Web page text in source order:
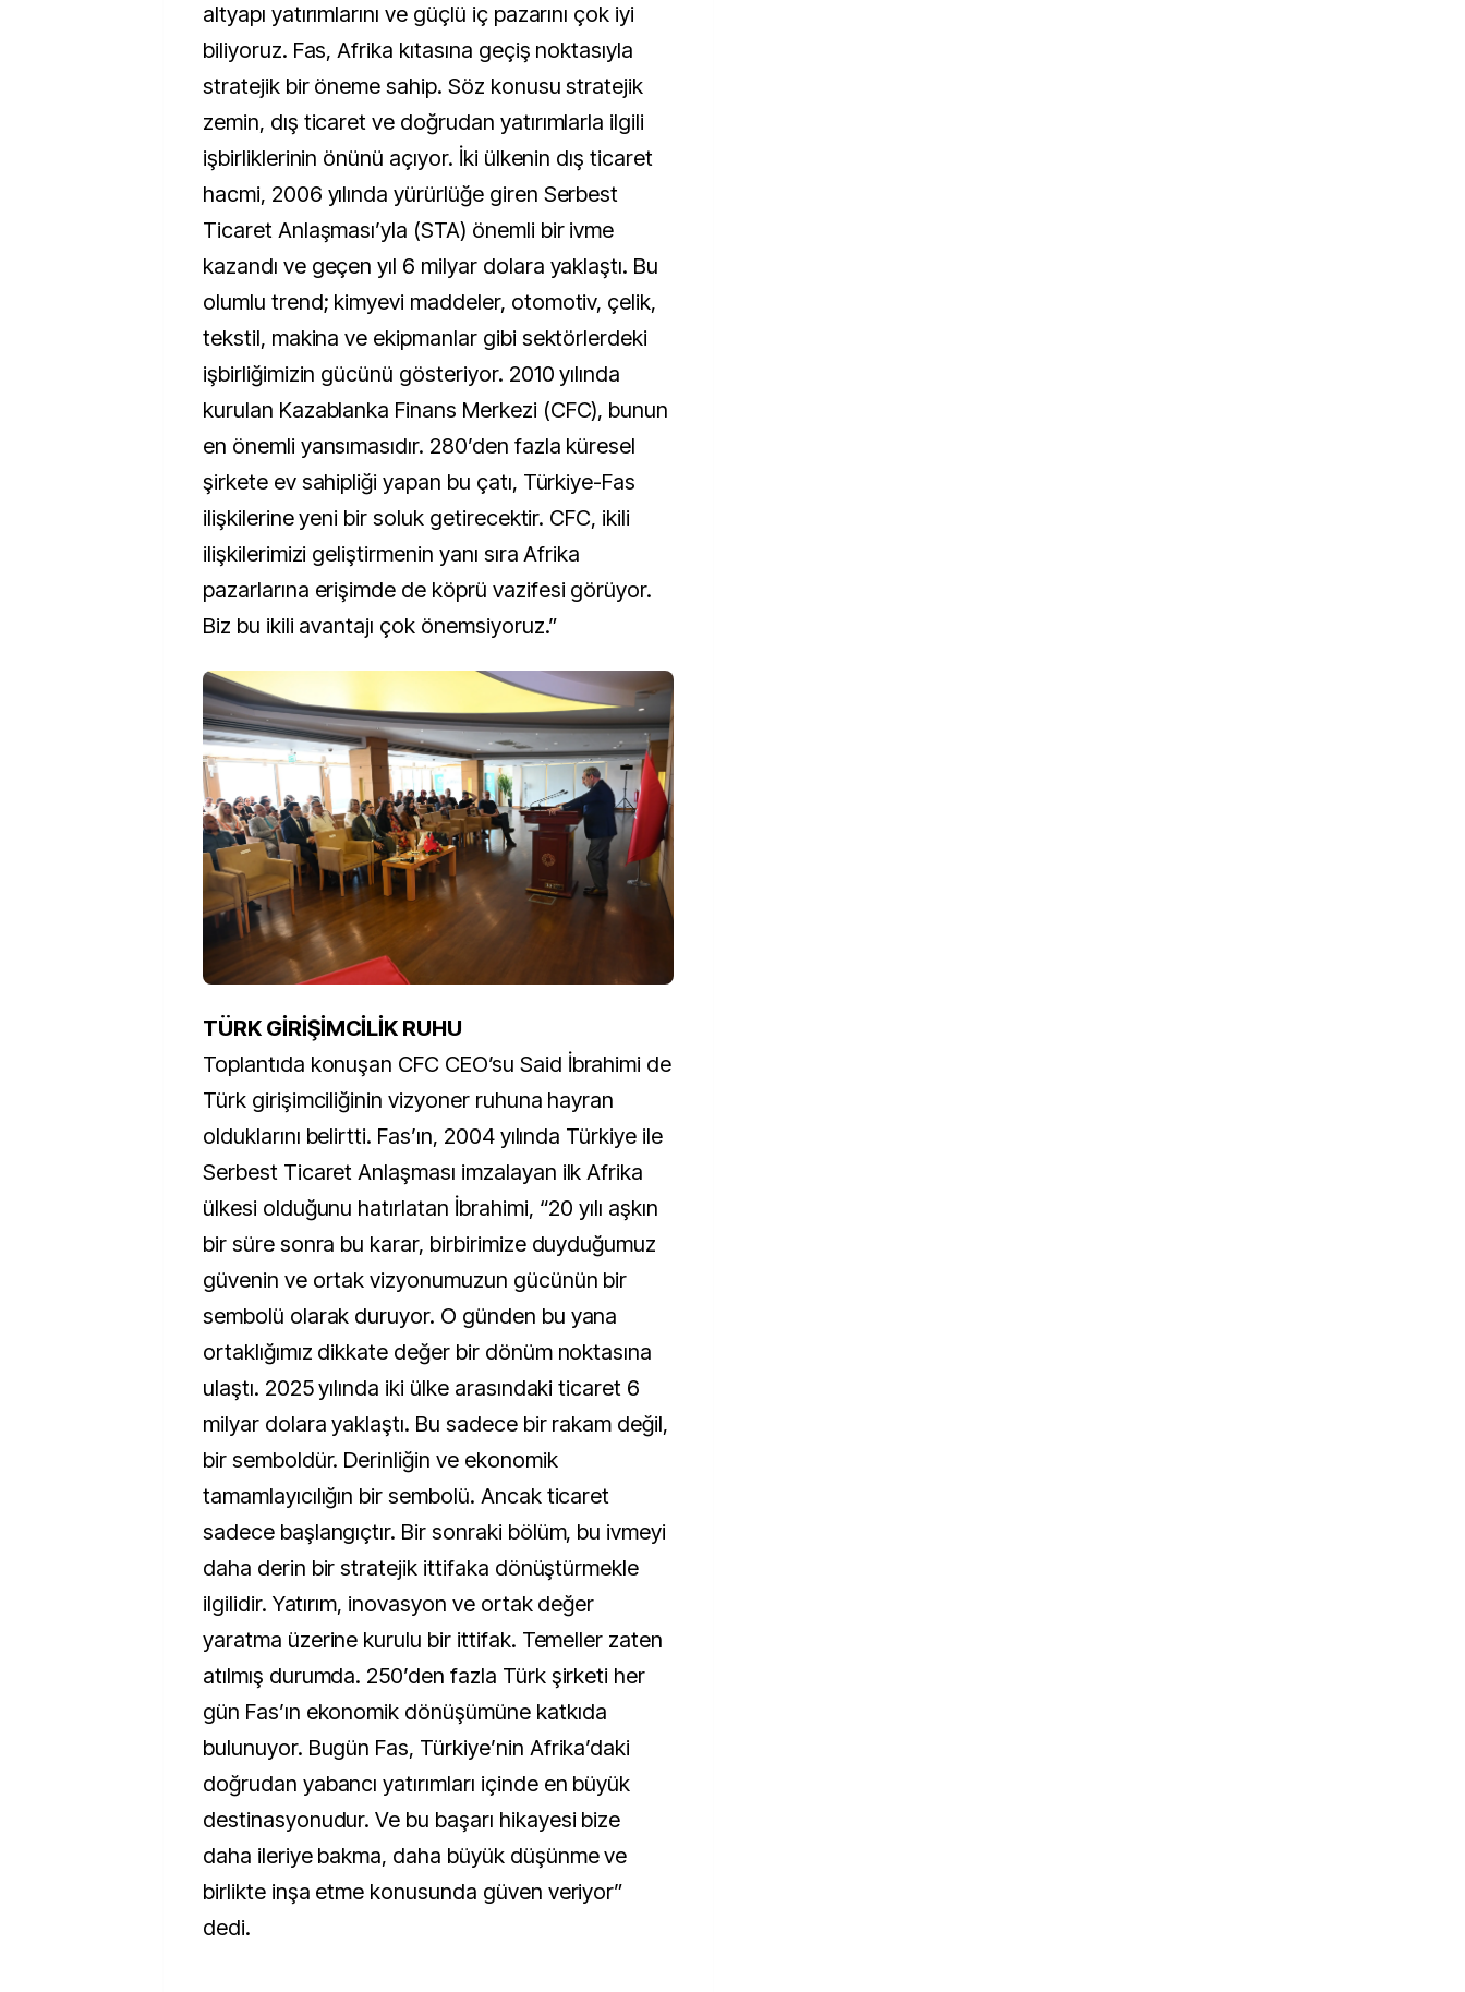
altyapı yatırımlarını ve güçlü iç pazarını çok iyi
biliyoruz. Fas, Afrika kıtasına geçiş noktasıyla
stratejik bir öneme sahip. Söz konusu stratejik
zemin, dış ticaret ve doğrudan yatırımlarla ilgili
işbirliklerinin önünü açıyor. İki ülkenin dış ticaret
hacmi, 2006 yılında yürürlüğe giren Serbest
Ticaret Anlaşması’yla (STA) önemli bir ivme
kazandı ve geçen yıl 6 milyar dolara yaklaştı. Bu
olumlu trend; kimyevi maddeler, otomotiv, çelik,
tekstil, makina ve ekipmanlar gibi sektörlerdeki
işbirliğimizin gücünü gösteriyor. 2010 yılında
kurulan Kazablanka Finans Merkezi (CFC), bunun
en önemli yansımasıdır. 280’den fazla küresel
şirkete ev sahipliği yapan bu çatı, Türkiye-Fas
ilişkilerine yeni bir soluk getirecektir. CFC, ikili
ilişkilerimizi geliştirmenin yanı sıra Afrika
pazarlarına erişimde de köprü vazifesi görüyor.
Biz bu ikili avantajı çok önemsiyoruz.”
TÜRK GİRİŞİMCİLİK RUHU
Toplantıda konuşan CFC CEO’su Said İbrahimi de
Türk girişimciliğinin vizyoner ruhuna hayran
olduklarını belirtti. Fas’ın, 2004 yılında Türkiye ile
Serbest Ticaret Anlaşması imzalayan ilk Afrika
ülkesi olduğunu hatırlatan İbrahimi, “20 yılı aşkın
bir süre sonra bu karar, birbirimize duyduğumuz
güvenin ve ortak vizyonumuzun gücünün bir
sembolü olarak duruyor. O günden bu yana
ortaklığımız dikkate değer bir dönüm noktasına
ulaştı. 2025 yılında iki ülke arasındaki ticaret 6
milyar dolara yaklaştı. Bu sadece bir rakam değil,
bir semboldür. Derinliğin ve ekonomik
tamamlayıcılığın bir sembolü. Ancak ticaret
sadece başlangıçtır. Bir sonraki bölüm, bu ivmeyi
daha derin bir stratejik ittifaka dönüştürmekle
ilgilidir. Yatırım, inovasyon ve ortak değer
yaratma üzerine kurulu bir ittifak. Temeller zaten
atılmış durumda. 250’den fazla Türk şirketi her
gün Fas’ın ekonomik dönüşümüne katkıda
bulunuyor. Bugün Fas, Türkiye’nin Afrika’daki
doğrudan yabancı yatırımları içinde en büyük
destinasyonudur. Ve bu başarı hikayesi bize
daha ileriye bakma, daha büyük düşünme ve
birlikte inşa etme konusunda güven veriyor”
dedi.